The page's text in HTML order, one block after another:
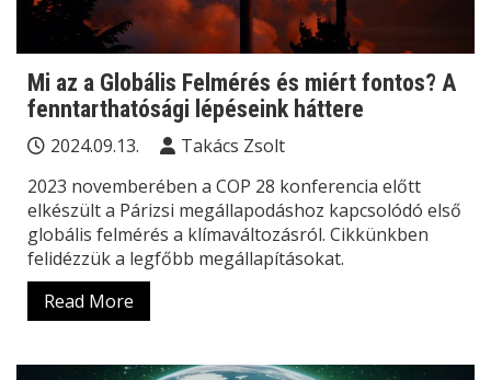
Mi az a Globális Felmérés és miért fontos? A
fenntarthatósági lépéseink háttere
2024.09.13.
Takács Zsolt
2023 novemberében a COP 28 konferencia előtt
elkészült a Párizsi megállapodáshoz kapcsolódó első
globális felmérés a klímaváltozásról. Cikkünkben
felidézzük a legfőbb megállapításokat.
Read More